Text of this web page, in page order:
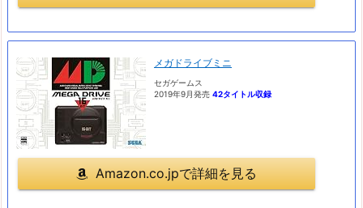
メガドライブミニ
セガゲームス
2019年9月発売 42タイトル収録
Amazon.co.jpで詳細を見る